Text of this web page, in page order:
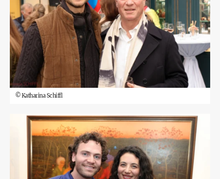
©Katharina Schiffl